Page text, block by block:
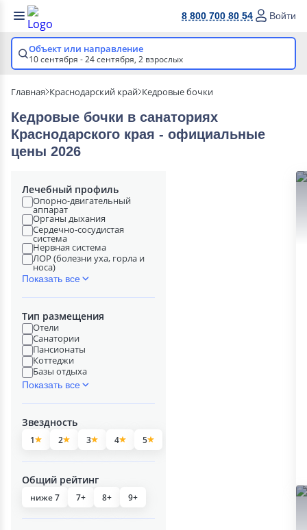
8 800 700 80 54 Войти
Объект или направление
10 сентября - 24 сентября, 2 взрослых
Главная Краснодарский край Кедровые бочки
Кедровые бочки в cанаториях
Краснодарского края - официальные
цены 2026
Лечебный профиль
Опорно-двигательный
аппарат
Органы дыхания
Сердечно-сосудистая
система
Нервная система
ЛОР (болезни уха, горла и
носа)
Показать все
Тип размещения
Отели
Санатории
Пансионаты
Коттеджи
Базы отдыха
Показать все
Звездность
1 2 3 4 5
Общий рейтинг
ниже 7 7+ 8+ 9+